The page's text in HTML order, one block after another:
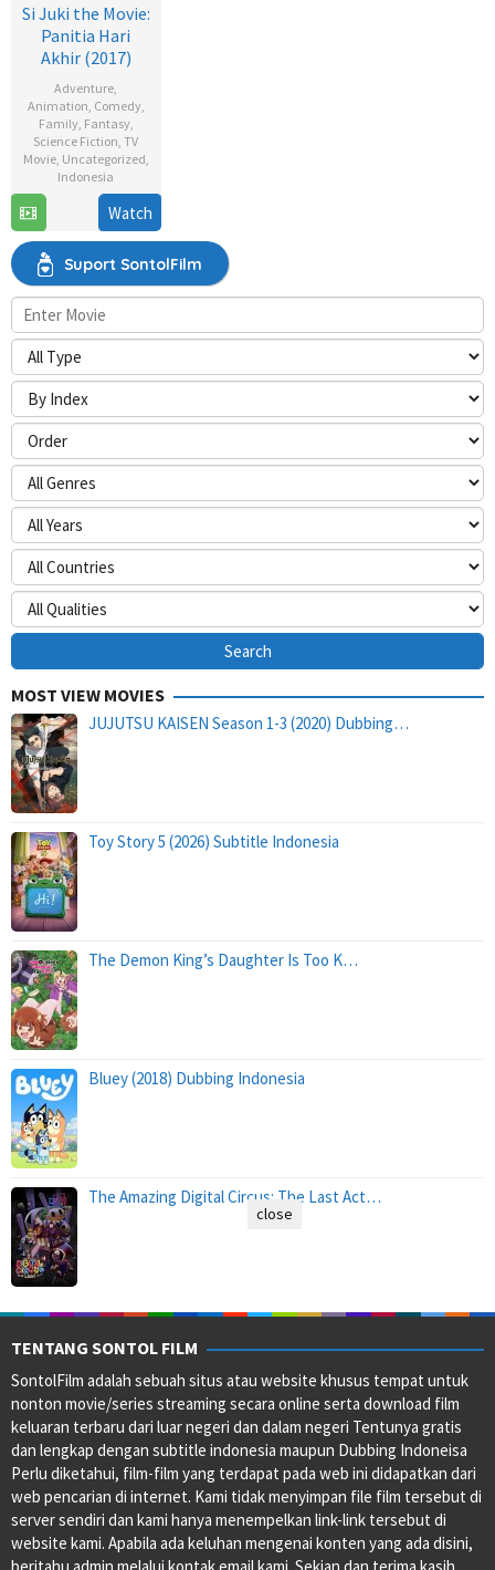
Si Juki the Movie:
Panitia Hari
Akhir (2017)
Adventure
Animation Comedy,
Family, Fantasy,
Science Fiction ,TV
Movie, Uncategorized
Indonesia
Dec
2017
Faza
Meonk
Watch
Suport SontolFilm
MOST VIEW MOVIES
JUJUTSU KAISEN Season 1-3 (2020) Dubbing…
Toy Story 5 (2026) Subtitle Indonesia
The Demon King’s Daughter Is Too K…
Bluey (2018) Dubbing Indonesia
The Amazing Digital Circus: The Last Act…
TENTANG SONTOL FILM
SontolFilm adalah sebuah situs atau website khusus tempat untuk
nonton movie/series streaming secara online serta download film
keluaran terbaru dari luar negeri dan dalam negeri Tentunya gratis
dan lengkap dengan subtitle indonesia maupun Dubbing Indoneisa
Perlu diketahui, film-film yang terdapat pada web ini didapatkan dari
web pencarian di internet. Kami tidak menyimpan file film tersebut di
server sendiri dan kami hanya menempelkan link-link tersebut di
website kami. Apabila ada keluhan mengenai konten yang ada disini,
close